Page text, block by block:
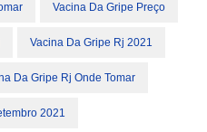
Vacina Da Gripe Preço
Vacina Da Gripe Rj 2021
Da Gripe Rj Onde Tomar
2021